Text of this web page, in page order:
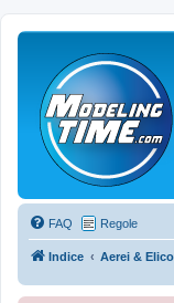
FAQ Regole
Indice Aerei &